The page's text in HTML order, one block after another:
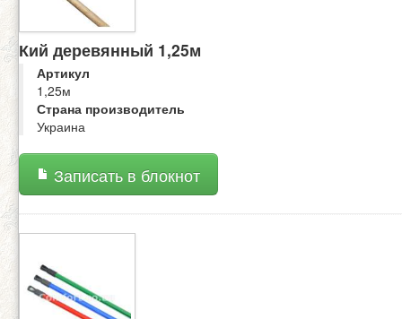
Кий деревянный 1,25м
Артикул
1,25м
Страна производитель
Украина
Записать в блокнот